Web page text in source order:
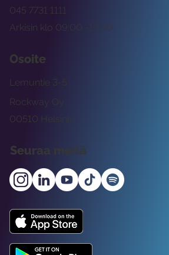
Arkisin klo 09:00 -15:00
045 7731 1111
Osoite
Rockway Oy
Lemuntie 3-5
00510 Helsinki
Seuraa meitä